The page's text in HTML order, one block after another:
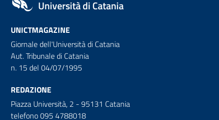
Università di Catania
UNICTMAGAZINE
Giornale dell'Università di Catania
Aut. Tribunale di Catania
n. 15 del 04/07/1995
REDAZIONE
Piazza Università, 2 - 95131 Catania
telefono 095 4788018